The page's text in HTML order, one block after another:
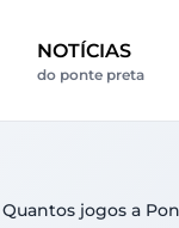
NOTÍCIAS
do ponte preta
Quantos jogos a